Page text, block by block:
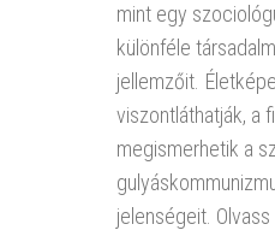
mint egy
különféle
jellemzőit.
viszontláthatják, a
megismerhetik a
jelenségeit.